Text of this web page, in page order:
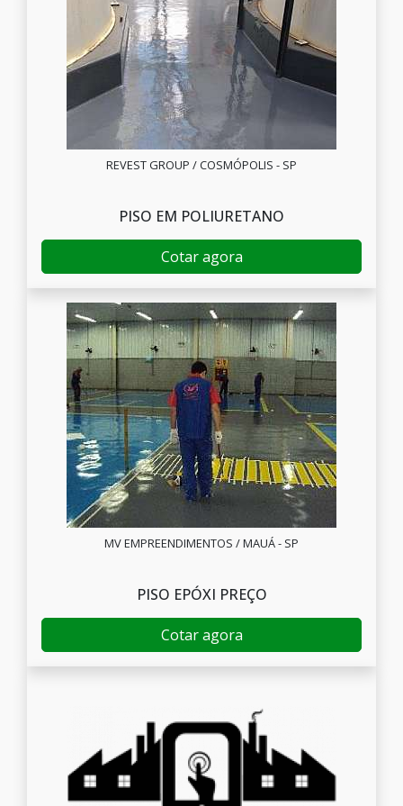
REVEST GROUP / COSMÓPOLIS - SP
PISO EM POLIURETANO
Cotar agora
MV EMPREENDIMENTOS / MAUÁ - SP
PISO EPÓXI PREÇO
Cotar agora